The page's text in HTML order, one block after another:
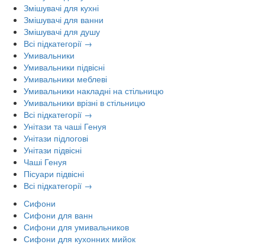
Змішувачі для кухні
Змішувачі для ванни
Змішувачі для душу
Всі підкатегорії →
Умивальники
Умивальники підвісні
Умивальники меблеві
Умивальники накладні на стільницю
Умивальники врізні в стільницю
Всі підкатегорії →
Унітази та чаші Генуя
Унітази підлогові
Унітази підвісні
Чаші Генуя
Пісуари підвісні
Всі підкатегорії →
Сифони
Сифони для ванн
Сифони для умивальников
Сифони для кухонних мийок